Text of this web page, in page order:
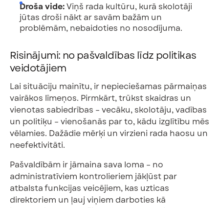
Droša vide:Viņš rada kultūru, kurā skolotāji
jūtas droši nākt ar savām bažām un
problēmām, nebaidoties no nosodījuma.
Risinājumi: no pašvaldības līdz politikas
veidotājiem
Lai situāciju mainītu, ir nepieciešamas pārmaiņas
vairākos līmeņos. Pirmkārt, trūkst skaidras un
vienotas sabiedrības – vecāku, skolotāju, vadības
un politiķu – vienošanās par to, kādu izglītību mēs
vēlamies. Dažādie mērķi un virzieni rada haosu un
neefektivitāti.
Pašvaldībām ir jāmaina sava loma – no
administratīviem kontrolieriem jākļūst par
atbalsta funkcijas veicējiem, kas uzticas
direktoriem un ļauj viņiem darboties kā